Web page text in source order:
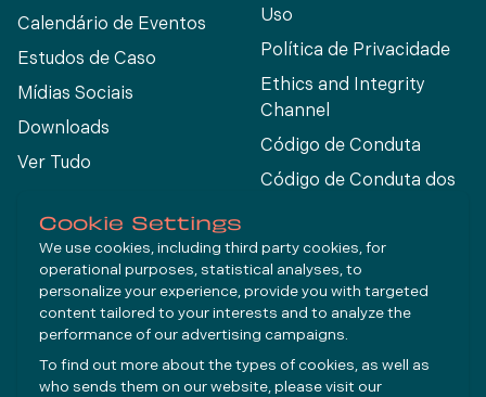
Calendário de Eventos
Estudos de Caso
Mídias Sociais
Downloads
Ver Tudo
Uso
Política de Privacidade
Ethics and Integrity
Channel
Código de Conduta
Código de Conduta dos
Connect
LinkedIn
YouTube
Cookie Settings
We use cookies, including third party cookies, for
operational purposes, statistical analyses, to
personalize your experience, provide you with targeted
content tailored to your interests and to analyze the
performance of our advertising campaigns.
To find out more about the types of cookies, as well as
who sends them on our website, please visit our